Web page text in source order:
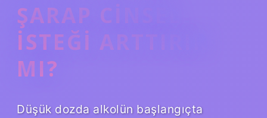
ŞARAP CINSEL
ISTEĞI ARTTIRIR
MI?
Düşük dozda alkolün başlangıçta